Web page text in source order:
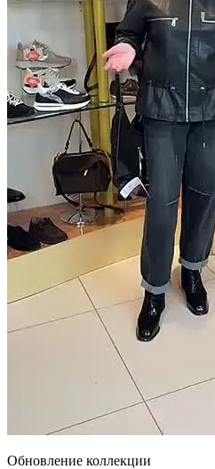
Обновление коллекции